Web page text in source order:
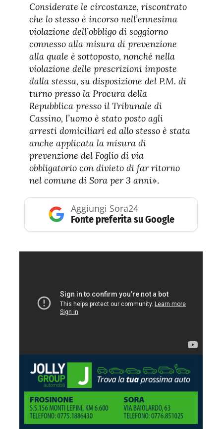
Considerate le circostanze, riscontrato
che lo stesso è incorso nell’ennesima
violazione dell’obbligo di soggiorno
connesso alla misura di prevenzione
alla quale è sottoposto, nonché nella
violazione delle prescrizioni imposte
dalla stessa, su disposizione del P.M. di
turno presso la Procura della
Repubblica presso il Tribunale di
Cassino, l’uomo è stato posto agli
arresti domiciliari ed allo stesso è stata
anche applicata la misura di
prevenzione del Foglio di via
obbligatorio con divieto di far ritorno
nel comune di Sora per 3 anni».
Aggiungi Sora24
Fonte preferita su Google